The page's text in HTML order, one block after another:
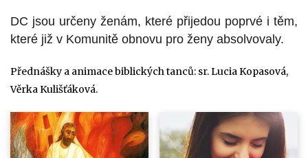
DC jsou určeny ženám, které přijedou poprvé i těm,
které již v Komunitě obnovu pro ženy absolvovaly.
Přednášky a animace biblických tanců: sr. Lucia Kopasová,
Věrka Kulišťáková.